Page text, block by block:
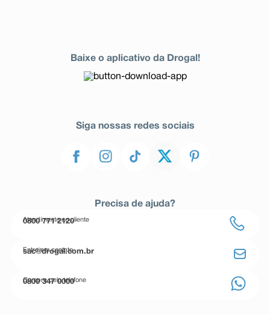
Baixe o aplicativo da Drogal!
Siga nossas redes sociais
Precisa de ajuda?
Atendimento ao cliente
0800 771 2120
Entre em contato
sac@drogal.com.br
Compre pelo telefone
0800 347 0000